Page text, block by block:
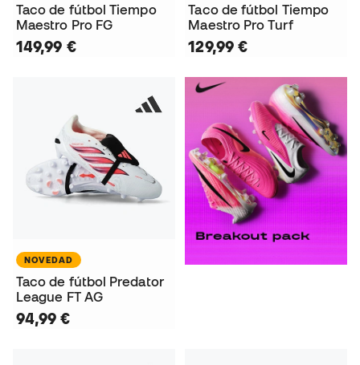
Taco de fútbol Tiempo
Maestro Pro FG
149,99 €
Taco de fútbol Tiempo
Maestro Pro Turf
129,99 €
NOVEDAD
Taco de fútbol Predator
League FT AG
94,99 €